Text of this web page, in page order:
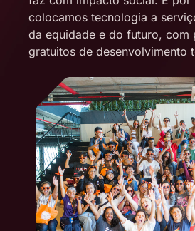
colocamos tecnologia a
da equidade e do futuro, com
gratuitos de desenvolvimento